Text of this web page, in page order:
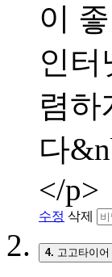
이
인터
렴하
다
</p>
수정 삭제
4. 고고타이